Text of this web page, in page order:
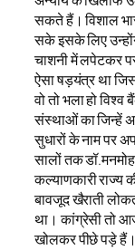
सकते हैं। विशाल
सके इसके लिए उन्होंने
चाशनी में लपेटकर
ऐसा षड़यंत्र था
वो तो भला हो
संस्थाओं का जिन्हें
सुधारों के नाम पर
सालों तक
कल्याणकारी राज्य
बावजूद खैराती
था। कांग्रेसी तो
खोलकर पीछे पड़े हैं।